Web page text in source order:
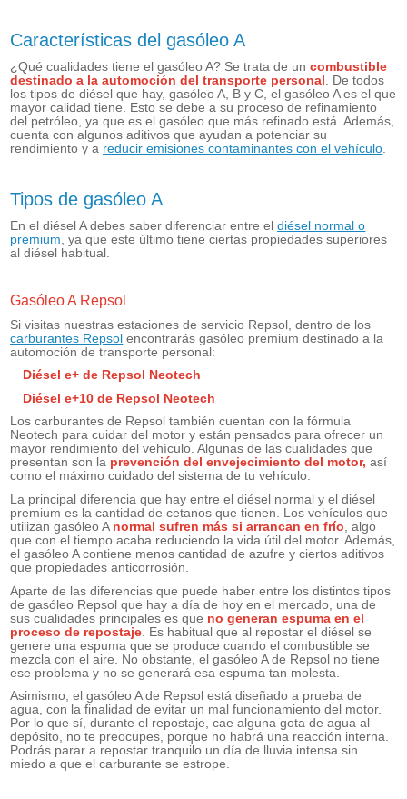
Características del gasóleo A
¿Qué cualidades tiene el gasóleo A? Se trata de uncombustible
destinado a la automoción del transporte personal . De todos
los tipos de diésel que hay, gasóleo A, B y C, el gasóleo A es el que
mayor calidad tiene. Esto se debe a su proceso de refinamiento
del petróleo, ya que es el gasóleo que más refinado está. Además,
cuenta con algunos aditivos que ayudan a potenciar su
rendimiento y a reducir emisiones contaminantes con el vehículo
Tipos de gasóleo A
En el diésel A debes saber diferenciar entre eldiésel normal o
premium , ya que este último tiene ciertas propiedades superiores
al diésel habitual.
Gasóleo A Repsol
Si visitas nuestras estaciones de servicio Repsol, dentro de los
carburantes Repsol encontrarás gasóleo premium destinado a la
automoción de transporte personal:
Diésel e+ de Repsol Neotech
Diésel e+10 de Repsol Neotech
Los carburantes de Repsol también cuentan con la fórmula
Neotech para cuidar del motor y están pensados para ofrecer un
mayor rendimiento del vehículo. Algunas de las cualidades que
presentan son la prevención del envejecimiento del motor, así
como el máximo cuidado del sistema de tu vehículo.
La principal diferencia que hay entre el diésel normal y el diésel
premium es la cantidad de cetanos que tienen. Los vehículos que
utilizan gasóleo A normal sufren más si arrancan en frío , algo
que con el tiempo acaba reduciendo la vida útil del motor. Además,
el gasóleo A contiene menos cantidad de azufre y ciertos aditivos
que propiedades anticorrosión.
Aparte de las diferencias que puede haber entre los distintos tipos
de gasóleo Repsol que hay a día de hoy en el mercado, una de
sus cualidades principales es que no generan espuma en el
proceso de repostaje . Es habitual que al repostar el diésel se
genere una espuma que se produce cuando el combustible se
mezcla con el aire. No obstante, el gasóleo A de Repsol no tiene
ese problema y no se generará esa espuma tan molesta.
Asimismo, el gasóleo A de Repsol está diseñado a prueba de
agua, con la finalidad de evitar un mal funcionamiento del motor.
Por lo que sí, durante el repostaje, cae alguna gota de agua al
depósito, no te preocupes, porque no habrá una reacción interna.
Podrás parar a repostar tranquilo un día de lluvia intensa sin
miedo a que el carburante se estrope.